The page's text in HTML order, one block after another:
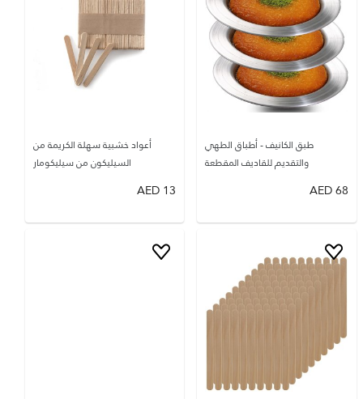
طبق الكانيف - أطباق الطهي
والتقديم للقاديف المقطعة
68
AED
أعواد خشبية سهلة الكريمة من
السيليكون من سيليكومار
13
AED